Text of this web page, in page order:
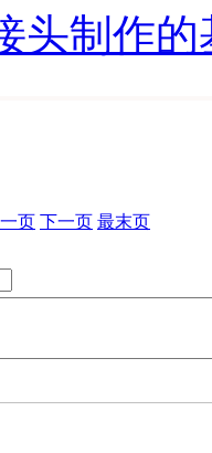
头制作
一页 下一页 最末页